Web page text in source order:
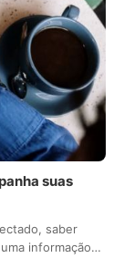
suas
saber
informação…